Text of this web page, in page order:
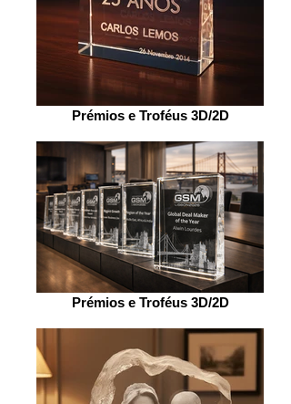
Prémios e Troféus 3D/2D
Prémios e Troféus 3D/2D